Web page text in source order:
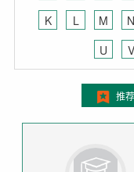
K
L M N
U
V
推